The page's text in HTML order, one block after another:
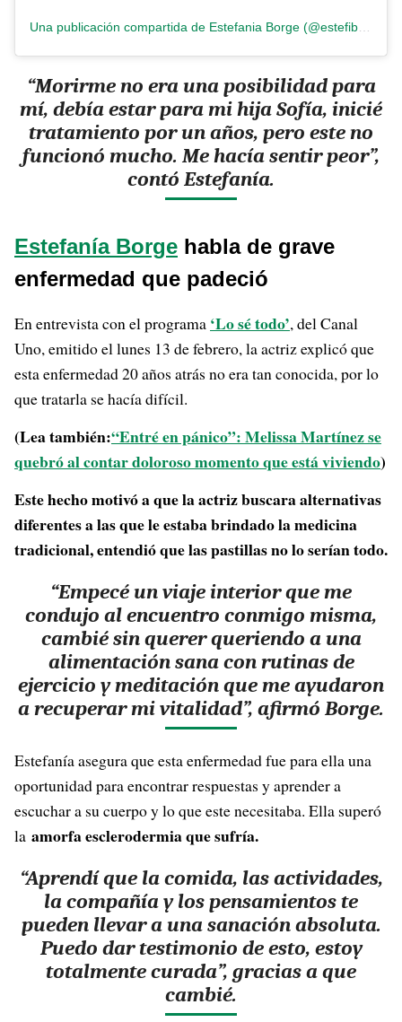
“Morirme no era una posibilidad para
mí, debía estar para mi hija Sofía, inicié
tratamiento por un años, pero este no
funcionó mucho. Me hacía sentir peor”,
contó Estefanía.
Estefanía Borge habla de grave
enfermedad que padeció
En entrevista con el programa ‘Lo sé todo’, del Canal
Uno, emitido el lunes 13 de febrero, la actriz explicó que
esta enfermedad 20 años atrás no era tan conocida, por lo
que tratarla se hacía difícil.
(Lea también:“Entré en pánico”: Melissa Martínez se
quebró al contar doloroso momento que está viviendo)
Este hecho motivó a que la actriz buscara alternativas
diferentes a las que le estaba brindado la medicina
tradicional, entendió que las pastillas no lo serían todo.
“Empecé un viaje interior que me
condujo al encuentro conmigo misma,
cambié sin querer queriendo a una
alimentación sana con rutinas de
ejercicio y meditación que me ayudaron
a recuperar mi vitalidad”, afirmó Borge.
Estefanía asegura que esta enfermedad fue para ella una
oportunidad para encontrar respuestas y aprender a
escuchar a su cuerpo y lo que este necesitaba. Ella superó
la amorfa esclerodermia que sufría.
“Aprendí que la comida, las actividades,
la compañía y los pensamientos te
pueden llevar a una sanación absoluta.
Puedo dar testimonio de esto, estoy
totalmente curada”, gracias a que
cambié.